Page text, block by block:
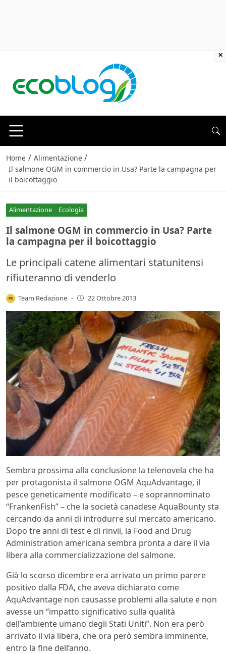
Home / Alimentazione /
Il salmone OGM in commercio in Usa? Parte la campagna per
il boicottaggio
Alimentazione Ecologia
Il salmone OGM in commercio in Usa? Parte
la campagna per il boicottaggio
Le principali catene alimentari statunitensi
rifiuteranno di venderlo
Team Redazione - 22 Ottobre 2013
Sembra prossima alla conclusione la telenovela che ha
per protagonista il salmone OGM AquAdvantage, il
pesce geneticamente modificato – e soprannominato
“FrankenFish” – che la società canadese AquaBounty sta
cercando da anni di introdurre sul mercato americano.
Dopo tre anni di test e di rinvii, la Food and Drug
Administration americana sembra pronta a dare il via
libera alla commercializzazione del salmone.
Già lo scorso dicembre era arrivato un primo parere
positivo dalla FDA, che aveva dichiarato come
AquAdvantage non causasse problemi alla salute e non
avesse un “impatto significativo sulla qualità
dell’ambiente umano degli Stati Uniti”. Non era però
arrivato il via libera, che ora però sembra imminente,
entro la fine dell’anno.
×